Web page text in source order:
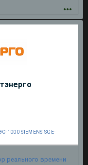
1000 SIEMENS SGE-
реального времени